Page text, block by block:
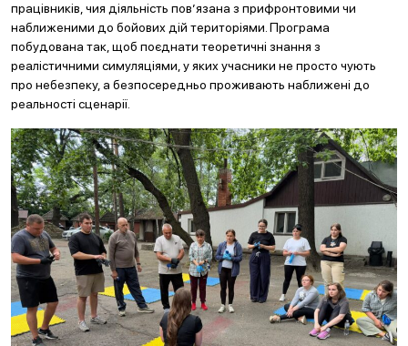
працівників, чия діяльність пов’язана з прифронтовими чи
наближеними до бойових дій територіями. Програма
побудована так, щоб поєднати теоретичні знання з
реалістичними симуляціями, у яких учасники не просто чують
про небезпеку, а безпосередньо проживають наближені до
реальності сценарії.